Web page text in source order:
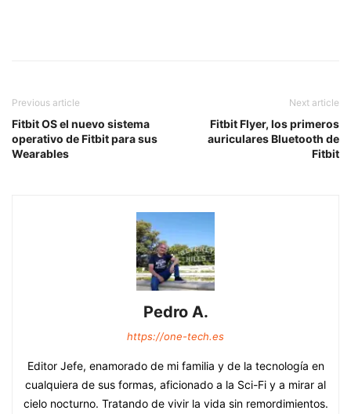
Previous article
Fitbit OS el nuevo sistema
operativo de Fitbit para sus
Wearables
Next article
Fitbit Flyer, los primeros
auriculares Bluetooth de
Fitbit
Pedro A.
https://one-tech.es
Editor Jefe, enamorado de mi familia y de la tecnología en
cualquiera de sus formas, aficionado a la Sci-Fi y a mirar al
cielo nocturno. Tratando de vivir la vida sin remordimientos.